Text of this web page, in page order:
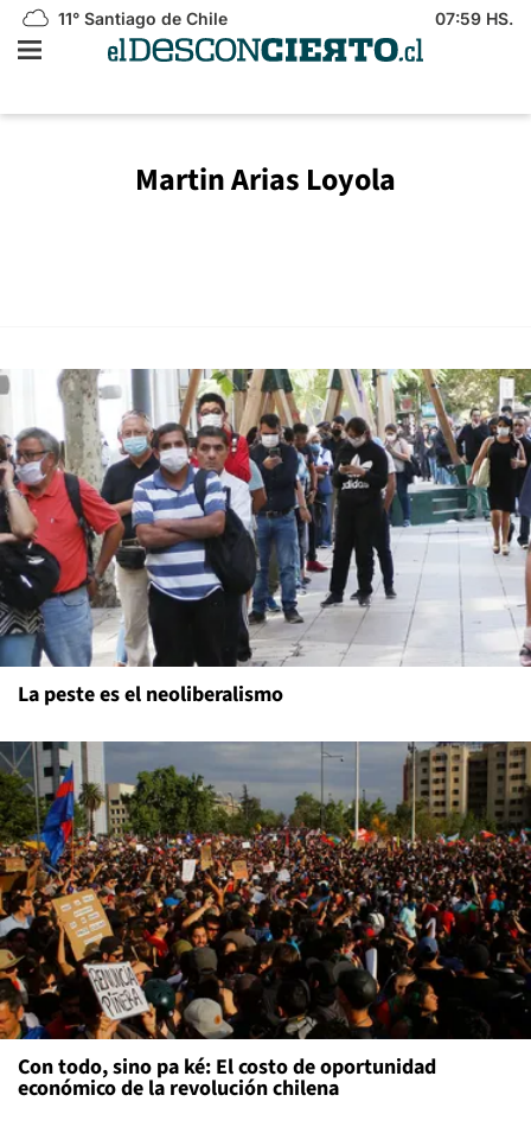
11° Santiago de Chile 07:59 HS.
Martin Arias Loyola
La peste es el neoliberalismo
Con todo, sino pa ké: El costo de oportunidad
económico de la revolución chilena